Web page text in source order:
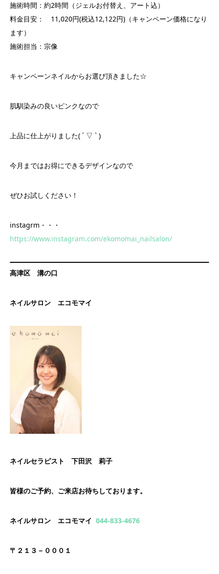
施術時間：約2時間（ジェルお付替え、アート込）
料金目安： 11,020円(税込12,122円)（キャンペーン価格になり
ます）
施術担当：宗像
キャンペーンネイルからお選び頂きました☆
肌馴染みの良いピンクなので
上品に仕上がりました( ´ ▽ ` )
今月まではお得にできるデザインなので
ぜひお試しください！
instagrm・・・
https://www.instagram.com/ekomomai_nailsalon/
高津区 溝の口
ネイルサロン エコモマイ
ネイルセラピスト 下田沢 莉子
皆様のご予約、ご来店お待ちしております。
ネイルサロン エコモマイ 044-833-4676
〒２１３－０００１